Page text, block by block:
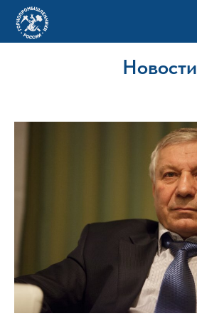
Новости